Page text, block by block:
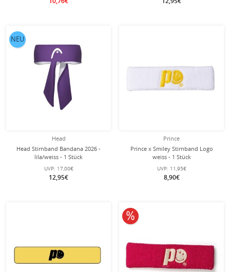
Head
Head Stirnband Bandana 2026 -
lila/weiss - 1 Stück
UVP: 17,00€
12,95€
NEU
Prince
Prince x Smiley Stirnband Logo
weiss - 1 Stück
UVP: 11,95€
8,90€
10% reduziert